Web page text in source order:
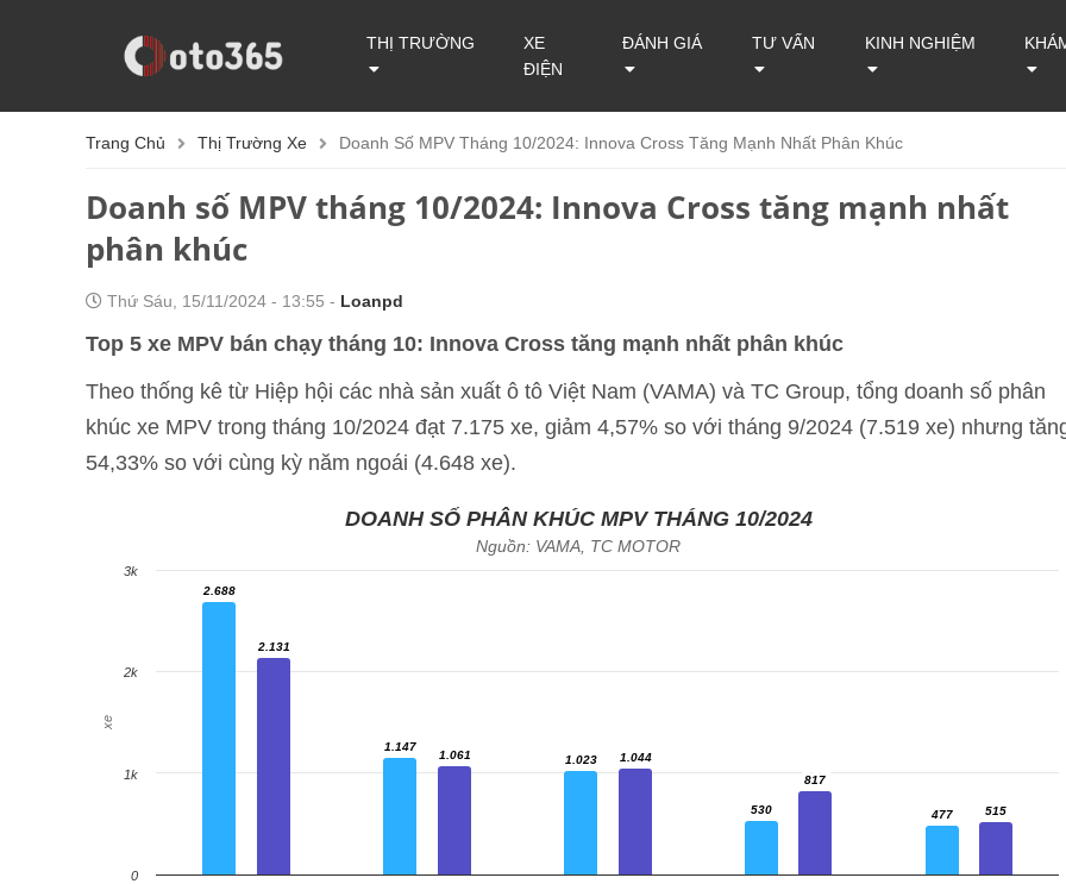
THỊ TRƯỜNG
XE
ĐIỆN
ĐÁNH GIÁ TƯ VẤN KINH NGHIỆM
Trang Chủ Thị Trường Xe Doanh Số MPV Tháng 10/2024: Innova Cross Tăng Mạnh Nhất Phân Khúc
Doanh số MPV tháng 10/2024: Innova Cross tăng mạnh nhất
phân khúc
Thứ Sáu, 15/11/2024 - 13:55 - Loanpd
Top 5 xe MPV bán chạy tháng 10: Innova Cross tăng mạnh nhất phân khúc
Theo thống kê từ Hiệp hội các nhà sản xuất ô tô Việt Nam (VAMA) và TC Group, tổng doanh số phân
khúc xe MPV trong tháng 10/2024 đạt 7.175 xe, giảm 4,57% so với tháng 9/2024 (7.519 xe) nhưng
54,33% so với cùng kỳ năm ngoái (4.648 xe).
xe
DOANH SỐ PHÂN KHÚC MPV THÁNG 10/2024
Nguồn: VAMA, TC MOTOR
2.688
2.688
1.147
1.147
1.023
1.023
530
530 477
477
2.131
2.131
1.061
1.061 1.044
1.044
817
817
515
515
0
1k
2k
3k